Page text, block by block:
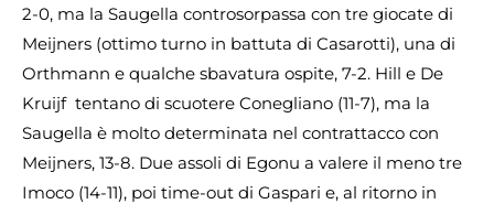
2-0, ma la Saugella controsorpassa con tre giocate di
Meijners (ottimo turno in battuta di Casarotti), una di
Orthmann e qualche sbavatura ospite, 7-2. Hill e De
Kruijf tentano di scuotere Conegliano (11-7), ma la
Saugella è molto determinata nel contrattacco con
Meijners, 13-8. Due assoli di Egonu a valere il meno tre
Imoco (14-11), poi time-out di Gaspari e, al ritorno in